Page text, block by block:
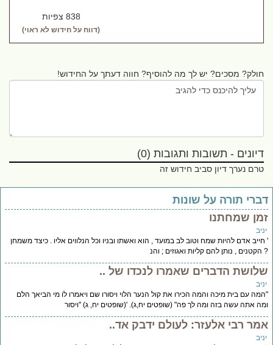
838 צפיות
(דווח על חידוש לא ראוי)
חולק? מסכים? יש לך מה להוסיף? חווה דעתך על החידוש!
דיונים - תשובות ותגובות (0)
טרם נערך דיון סביב חידוש זה
תורה על שונות
שמחתנו
אדם להיות שמח וטוב לב במועד , הוא ואשתו ובניו וכל הנלווים אליו . כיצד משמחן
, נותן להם קליות ואגוזים ; והנ
הדברים שאמרו לנכדו של ..
עם בית מיכה והמה הכירו את קול הנער הלוי ויסורו שם ויאמרו לו מי הביאך הלם
אתה עשה בזה ומה לך פה" (שופטים יח,ג). '(שופטים יח, ג) "ויסור
רבי אלעזר: לעולם ידבק אד..